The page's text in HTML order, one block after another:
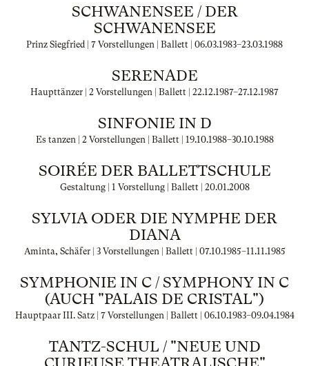
SCHWANENSEE / DER
SCHWANENSEE
Prinz Siegfried | 7 Vorstellungen | Ballett | 06.03.1983–23.03.1988
SERENADE
Haupttänzer | 2 Vorstellungen | Ballett | 22.12.1987–27.12.1987
SINFONIE IN D
Es tanzen | 2 Vorstellungen | Ballett | 19.10.1988–30.10.1988
SOIRÉE DER BALLETTSCHULE
Gestaltung | 1 Vorstellung | Ballett | 20.01.2008
SYLVIA ODER DIE NYMPHE DER
DIANA
Aminta, Schäfer | 3 Vorstellungen | Ballett | 07.10.1985–11.11.1985
SYMPHONIE IN C / SYMPHONY IN C
(AUCH "PALAIS DE CRISTAL")
Hauptpaar III. Satz | 7 Vorstellungen | Ballett | 06.10.1983–09.04.1984
TANTZ-SCHUL / "NEUE UND